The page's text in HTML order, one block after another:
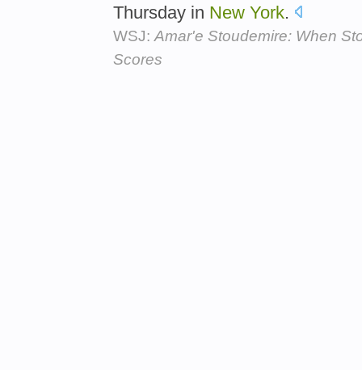
Thursday in New York.
WSJ: Amar'e Stoudemire: When
Scores